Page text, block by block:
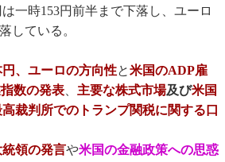
一時153円前半まで下落し、ユーロ
している。
、ユーロの方向性と米国のADP雇
数の発表、 主要な株式市場及び米国
裁判所でのトランプ関税に関する口
統領の発言や米国の金融政策への思惑